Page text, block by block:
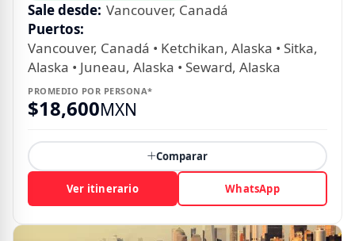
Sale desde: Vancouver, Canadá
Puertos:
Vancouver, Canadá • Ketchikan, Alaska • Sitka,
Alaska • Juneau, Alaska • Seward, Alaska
PROMEDIO POR PERSONA*
$18,600MXN
Comparar
Ver itinerario WhatsApp